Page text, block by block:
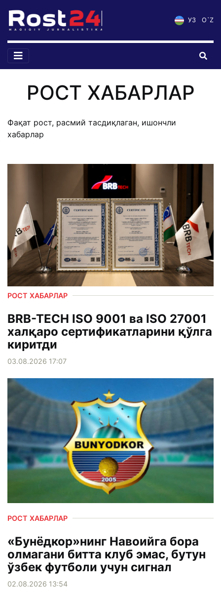
УЗ O`Z
РОСТ ХАБАРЛАР
Фақат рост, расмий тасдиқлаган, ишончли
хабарлар
РОСТ ХАБАРЛАР
BRB-TECH ISO 9001 ва ISO 27001
халқаро сертификатларини қўлга
киритди
03.08.2026 17:07
РОСТ ХАБАРЛАР
«Бунёдкор»нинг Навоийга бора
олмагани битта клуб эмас, бутун
ўзбек футболи учун сигнал
02.08.2026 13:54